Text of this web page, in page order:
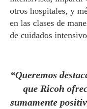
otros hospitales, y
en las clases de
de cuidados
“Queremos
que Ricoh
sumamente